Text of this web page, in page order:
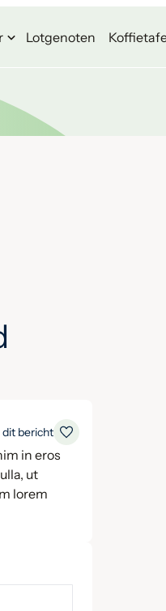
Lotgenoten
dit bericht
in eros
ut
lorem